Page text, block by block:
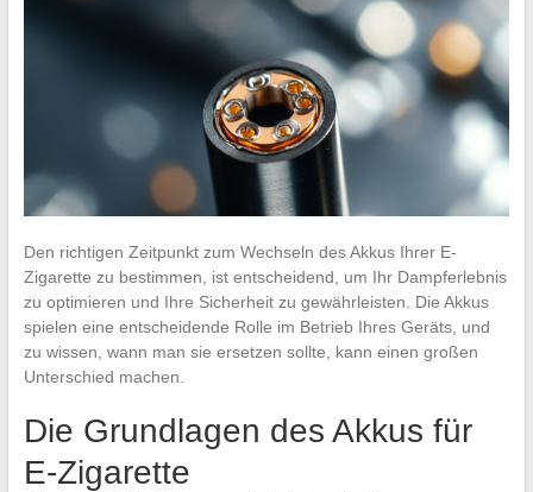
Den richtigen Zeitpunkt zum Wechseln des Akkus Ihrer E-
Zigarette zu bestimmen, ist entscheidend, um Ihr Dampferlebnis
zu optimieren und Ihre Sicherheit zu gewährleisten. Die Akkus
spielen eine entscheidende Rolle im Betrieb Ihres Geräts, und
zu wissen, wann man sie ersetzen sollte, kann einen großen
Unterschied machen.
Die Grundlagen des Akkus für
E-Zigarette